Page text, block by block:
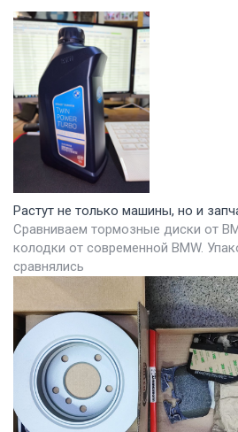
Растут не только машины, но и
Сравниваем тормозные диски от
колодки от современной BMW.
сравнялись